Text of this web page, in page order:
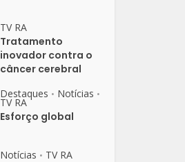
TV RA
Tratamento
inovador contra o
câncer cerebral
Destaques • Notícias •
TV RA
Esforço global
Notícias • TV RA